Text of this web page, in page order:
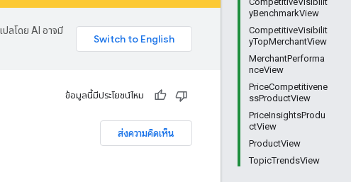
yBenchmarkView
CompetitiveVisibilit
yTopMerchantView
MerchantPerforma
nceView
PriceCompetitivene
ssProductView
PriceInsightsProdu
ctView
ProductView
TopicTrendsView
ลโดย AI อาจมี
ข้อมูลนี้มีประโยชน์ไหม
ส่งความคิดเห็น